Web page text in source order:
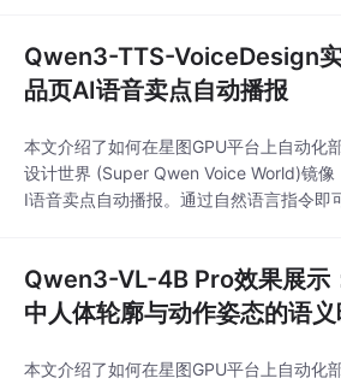
Qwen3-TTS-VoiceDesign
品页AI语音卖点自动播报
本文介绍了如何在星图GPU平台上自动化
设计世界 (Super Qwen Voice World)镜像
I语音卖点自动播报。通过自然语言指令即
Qwen3-VL-4B Pro效果展示
中人体轮廓与动作姿态的语
本文介绍了如何在星图GPU平台上自动